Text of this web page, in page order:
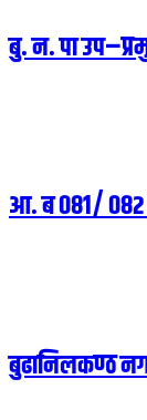
बु. न. पा
आ. ब ०८१/ ०८२
बुढानिलकण्ठ